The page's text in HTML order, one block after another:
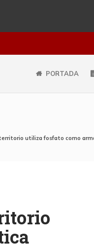
PORTADA
utiliza fosfato como